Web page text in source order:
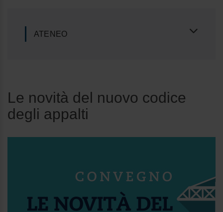
ATENEO
Le novità del nuovo codice
degli appalti